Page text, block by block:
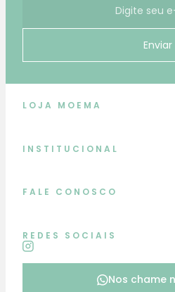
E-mail para receber novidades
Enviar
REDES SOCIAIS
Nos chame
INSTITUCIONAL
LOJA MOEMA
FALE CONOSCO